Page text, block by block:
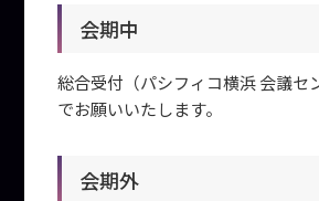
会期中
総合受付（パシフィコ横浜 会議セ
でお願いいたします。
会期外